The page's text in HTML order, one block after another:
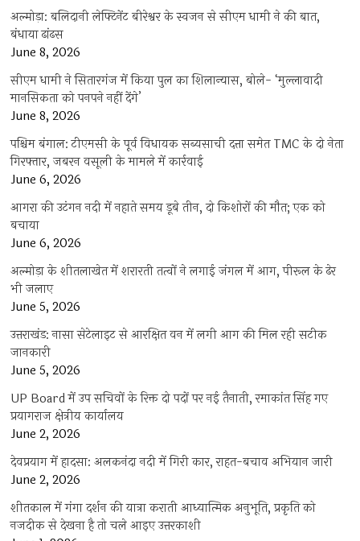
अल्मोड़ा: बलिदानी लेफ्टिनेंट बीरेश्वर के स्वजन से सीएम धामी ने की बात,
बंधाया ढांढस
June 8, 2026
सीएम धामी ने सितारगंज में किया पुल का शिलान्यास, बोले- ‘मुल्लावादी
मानसिकता को पनपने नहीं देंगे’
June 8, 2026
पश्चिम बंगाल: टीएमसी के पूर्व विधायक सब्यसाची दत्ता समेत TMC के दो नेता
गिरफ्तार, जबरन वसूली के मामले में कार्रवाई
June 6, 2026
आगरा की उटंगन नदी में नहाते समय डूबे तीन, दो किशोरों की मौत; एक को
बचाया
June 6, 2026
अल्मोड़ा के शीतलाखेत में शरारती तत्वों ने लगाई जंगल में आग, पीरूल के ढेर
भी जलाए
June 5, 2026
उत्तराखंड: नासा सेटेलाइट से आरक्षित वन में लगी आग की मिल रही सटीक
जानकारी
June 5, 2026
UP Board में उप सचिवों के रिक्त दो पदों पर नई तैनाती, रमाकांत सिंह गए
प्रयागराज क्षेत्रीय कार्यालय
June 2, 2026
देवप्रयाग में हादसा: अलकनंदा नदी में गिरी कार, राहत-बचाव अभियान जारी
June 2, 2026
शीतकाल में गंगा दर्शन की यात्रा कराती आध्यात्मिक अनुभूति, प्रकृति को
नजदीक से देखना है तो चले आइए उत्तरकाशी